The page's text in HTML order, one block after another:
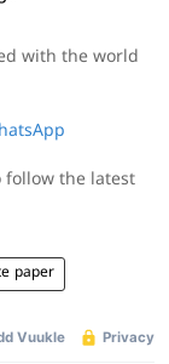
with the world
follow the latest
paper